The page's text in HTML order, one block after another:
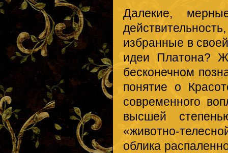
Далекие,
избранные в
идеи Платона?
бесконечном
понятие о
современного
высшей
«животно-
облика